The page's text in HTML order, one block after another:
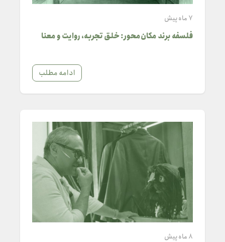
7 ماه پیش
فلسفه برند مکان‌محور: خلق تجربه، روایت و معنا
ادامه مطلب
8 ماه پیش